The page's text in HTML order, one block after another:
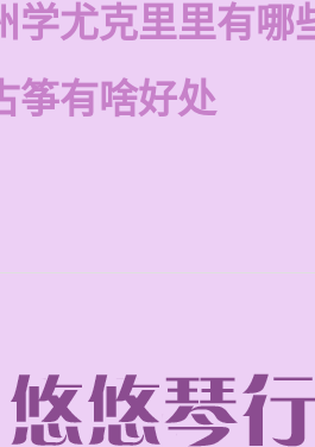
学尤克里里有哪
筝有啥好处